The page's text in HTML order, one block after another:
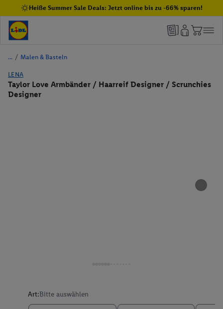
Heiße Summer Sale Deals: Jetzt online bis zu -66% sparen!
/ Malen & Basteln
LENA
Taylor Love Armbänder / Haarreif Designer / Scrunchies
Designer
Art:Bitte auswählen